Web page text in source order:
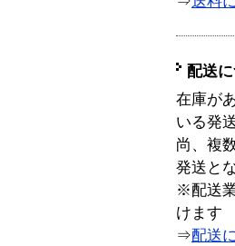
配送
在庫が
いる発
尚、複
発送と
※配送
けます
⇒配送